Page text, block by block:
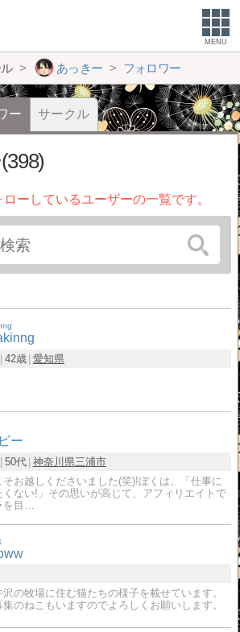
MENU
あっきー フォロワー
ー サークル
ローしているユーザーの一覧です。
42歳 愛知県
ー
50代 神奈川県三浦市
そお越しくださいました(笑)!ぼくは、「仕事に
くない!」その思いが高じて、アフィリエイトで
を目…
沢の牧場に住む猫たちの様子を載せています。
集のねこもいますのでよろしくお願いします。